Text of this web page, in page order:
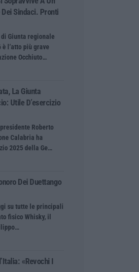
Sindaci. Pronti
di Giunta regionale
l’atto più grave
Occhiuto…
La Giunta
Utile D’esercizio
Roberto
Calabria ha
2025 della Ge…
Dei Duettango
su tutte le principali
fisico Whisky, il
«Revochi I